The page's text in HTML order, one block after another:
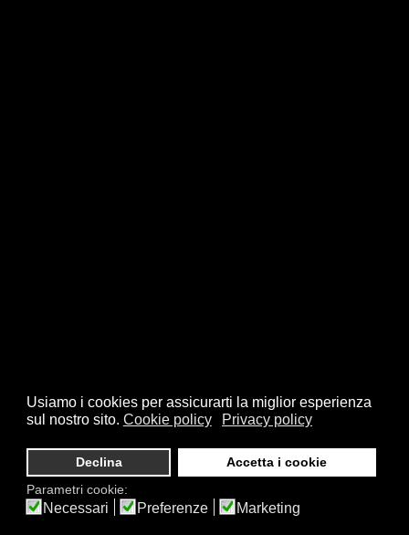
Usiamo i cookies per assicurarti la miglior esperienza
sul nostro sito. Cookie policy Privacy policy
Declina
Accetta i cookie
Parametri cookie:
Necessari Preferenze Marketing